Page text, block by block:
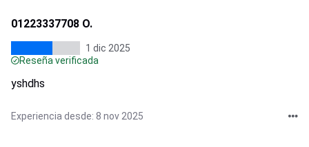
01223337708 O.
1 dic 2025
Reseña verificada
yshdhs
Experiencia desde: 8 nov 2025